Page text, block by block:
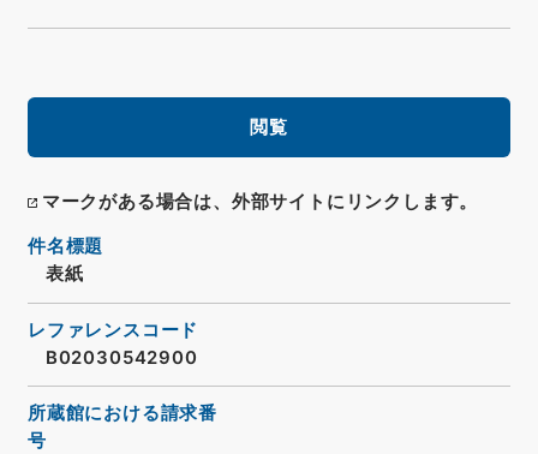
閲覧
マークがある場合は、外部サイトにリンクします。
件名標題
表紙
レファレンスコード
B02030542900
所蔵館における請求番
号